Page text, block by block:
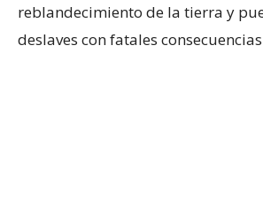
reblandecimiento de la tierra y
deslaves con fatales